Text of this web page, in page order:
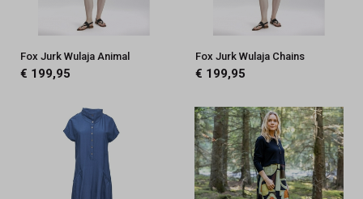
Fox Jurk Wulaja Animal
€ 199,95
Fox Jurk Wulaja Chains
€ 199,95